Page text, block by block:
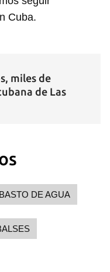
Cuba.
miles de
de Las
DE AGUA